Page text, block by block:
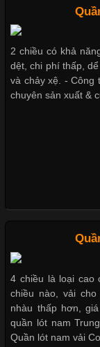
Chất Liệu Lycra
Vải Lycra Là Gì?
Chất Liệu
Trong những
trong những chất
nhờ đặc tính mềm
Không chỉ được
Xu
Những
Bộ
2 chiều có khả
dệt, chi phí thấp,
và chảy xệ. - Công
chuyên sản xuất &
4 chiều là loại cao
chiều nào, vải
nhàu thấp hơn,
quần lót nam
Quần lót nam vải